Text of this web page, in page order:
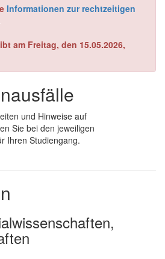
Informationen zur rechtzeitigen
am Freitag, den 15.05.2026,
und Hinweise auf
Sie bei den jeweiligen
Ihren Studiengang.